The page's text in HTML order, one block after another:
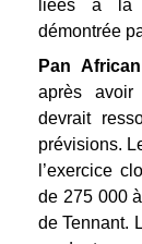
liées à la
démontrée
Pan
après avoir
devrait
prévisions.
l’exercice
de 275 000
de Tennant.